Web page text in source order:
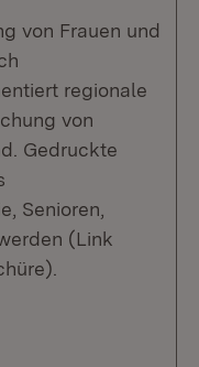
von Frauen und
regionale
von
Gedruckte
Senioren,
(Link